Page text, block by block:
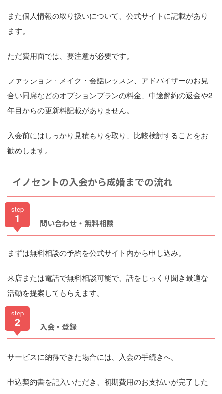
また個人情報の取り扱いについて、公式サイトに記載があり
ます。
ただ費用面では、要注意が必要です。
ファッション・メイク・会話レッスン、アドバイザーのお見
合い同席などのオプションプランの料金、中途解約の返金や2
年目からの更新料記載がありません。
入会前にはしっかり見積もりを取り、比較検討することをお
勧めします。
イノセントの入会から成婚までの流れ
step
1 問い合わせ・無料相談
まずは無料相談の予約を公式サイト内から申し込み。
来店または電話で無料相談可能で、話をじっくり聞き最適な
活動を提案してもらえます。
step
2 入会・登録
サービスに納得できた場合には、入会の手続きへ。
申込契約書を記入いただき、初期費用のお支払いが完了した